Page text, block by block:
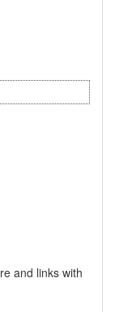
and links with